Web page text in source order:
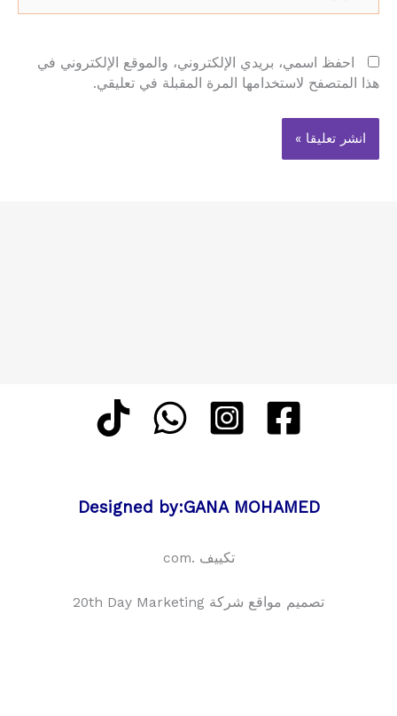
احفظ اسمي، بريدي الإلكتروني، والموقع الإلكتروني في
هذا المتصفح لاستخدامها المرة المقبلة في تعليقي.
Designed by:GANA MOHAMED
تكييف .com
تصميم مواقع شركة 20th Day Marketing